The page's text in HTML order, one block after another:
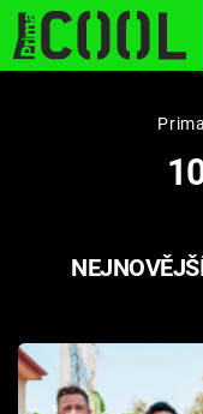
STARHOUSE
PLNEJ
Filmy